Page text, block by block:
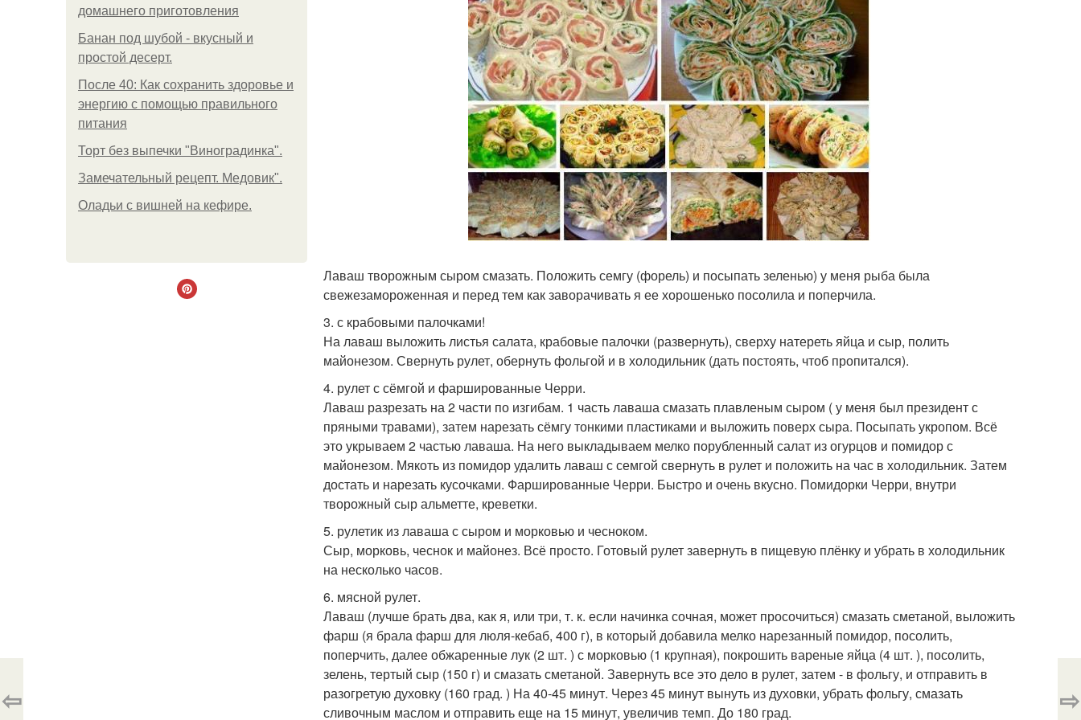
домашнего приготовления
Банан под шубой - вкусный и
простой десерт.
После 40: Как сохранить здоровье и
энергию с помощью правильного
питания
Торт без выпечки "Виноградинка".
Замечательный рецепт. Медовик".
Оладьи с вишней на кефире.
Лаваш творожным сыром смазать. Положить семгу (форель) и посыпать зеленью) у меня рыба была
свежезамороженная и перед тем как заворачивать я ее хорошенько посолила и поперчила.
3. с крабовыми палочками!
На лаваш выложить листья салата, крабовые палочки (развернуть), сверху натереть яйца и сыр, полить
майонезом. Свернуть рулет, обернуть фольгой и в холодильник (дать постоять, чтоб пропитался).
4. рулет с сёмгой и фаршированные Черри.
Лаваш разрезать на 2 части по изгибам. 1 часть лаваша смазать плавленым сыром ( у меня был президент с
пряными травами), затем нарезать сёмгу тонкими пластиками и выложить поверх сыра. Посыпать укропом. Всё
это укрываем 2 частью лаваша. На него выкладываем мелко порубленный салат из огурцов и помидор с
майонезом. Мякоть из помидор удалить лаваш с семгой свернуть в рулет и положить на час в холодильник. Затем
достать и нарезать кусочками. Фаршированные Черри. Быстро и очень вкусно. Помидорки Черри, внутри
творожный сыр альметте, креветки.
5. рулетик из лаваша с сыром и морковью и чесноком.
Сыр, морковь, чеснок и майонез. Всё просто. Готовый рулет завернуть в пищевую плёнку и убрать в холодильник
на несколько часов.
6. мясной рулет.
Лаваш (лучше брать два, как я, или три, т. к. если начинка сочная, может просочиться) смазать сметаной, выложить
фарш (я брала фарш для люля-кебаб, 400 г), в который добавила мелко нарезанный помидор, посолить,
поперчить, далее обжаренные лук (2 шт. ) с морковью (1 крупная), покрошить вареные яйца (4 шт. ), посолить,
зелень, тертый сыр (150 г) и смазать сметаной. Завернуть все это дело в рулет, затем - в фольгу, и отправить в
разогретую духовку (160 град. ) На 40-45 минут. Через 45 минут вынуть из духовки, убрать фольгу, смазать
сливочным маслом и отправить еще на 15 минут, увеличив темп. До 180 град.
⇦ ⇨